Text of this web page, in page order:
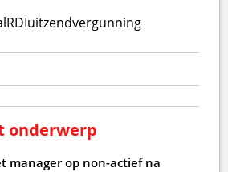
RDIuitzendvergunning
onderwerp
manager op non-actief na